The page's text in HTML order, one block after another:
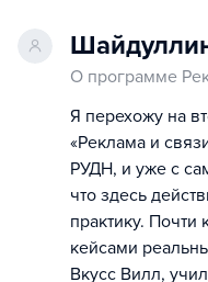
О программе
Я перехожу на
«Реклама и
РУДН, и уже с
что здесь
практику.
кейсами
Вкусс Вилл,